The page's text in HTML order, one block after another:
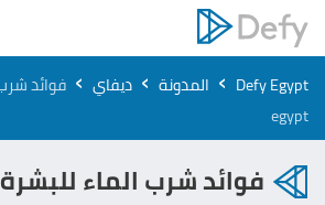
Defy Egypt
› المدونة › ديفاي ›
egypt
فوائد شرب الماء للبشرة defy egypt